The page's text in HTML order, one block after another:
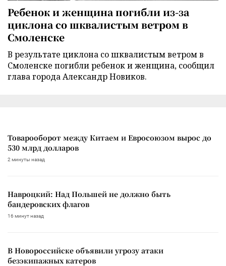
Ребенок и женщина погибли из-за
циклона со шквалистым ветром в
Смоленске
В результате циклона со шквалистым ветром в
Смоленске погибли ребенок и женщина, сообщил
глава города Александр Новиков.
Товарооборот между Китаем и Евросоюзом вырос до
530 млрд долларов
2 минуты назад
Навроцкий: Над Польшей не должно быть
бандеровских флагов
16 минут назад
В Новороссийске объявили угрозу атаки
безэкипажных катеров